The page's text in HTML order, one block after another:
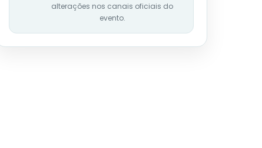
alterações nos canais oficiais do
evento.